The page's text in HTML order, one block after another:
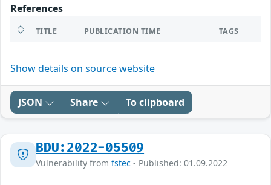
References
TITLE PUBLICATION TIME TAGS
Show details on source website
JSON Share To clipboard
BDU:2022-05509
Vulnerability from fstec - Published: 01.09.2022